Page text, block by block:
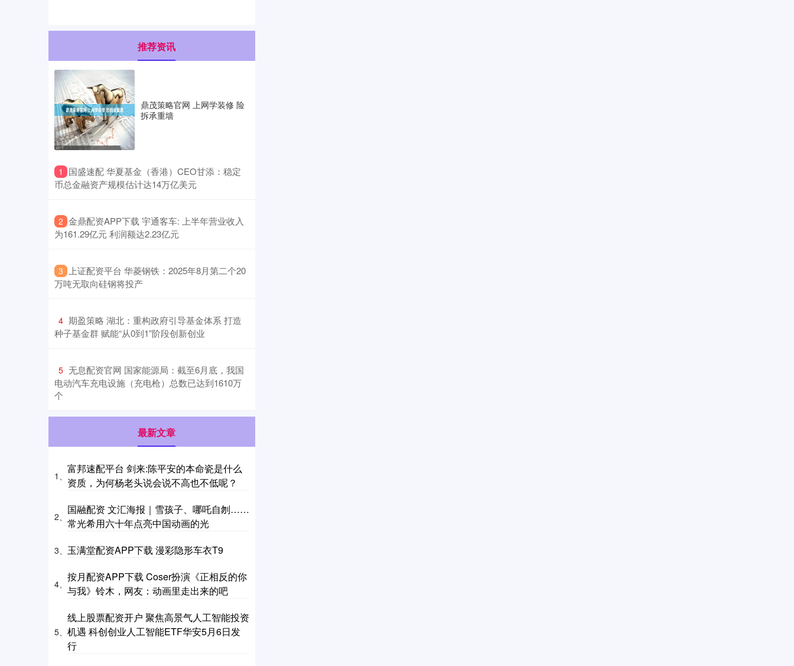
推荐资讯
鼎茂策略官网 上网学装修 险
拆承重墙
1
​国盛速配 华夏基金（香港）CEO甘添：稳定
币总金融资产规模估计达14万亿美元
2 ​金鼎配资APP下载 宇通客车: 上半年营业收入
为161.29亿元 利润额达2.23亿元
3
​上证配资平台 华菱钢铁：2025年8月第二个20
万吨无取向硅钢将投产
4 ​期盈策略 湖北：重构政府引导基金体系 打造
种子基金群 赋能“从0到1”阶段创新创业
5 ​无息配资官网 国家能源局：截至6月底，我国
电动汽车充电设施（充电枪）总数已达到1610万
个
最新文章
1、
富邦速配平台 剑来:陈平安的本命瓷是什么
资质，为何杨老头说会说不高也不低呢？
2、
国融配资 文汇海报｜雪孩子、哪吒自刎……
常光希用六十年点亮中国动画的光
3、 玉满堂配资APP下载 漫彩隐形车衣T9
4、
按月配资APP下载 Coser扮演《正相反的你
与我》铃木，网友：动画里走出来的吧
5、
线上股票配资开户 聚焦高景气人工智能投资
机遇 科创创业人工智能ETF华安5月6日发
行